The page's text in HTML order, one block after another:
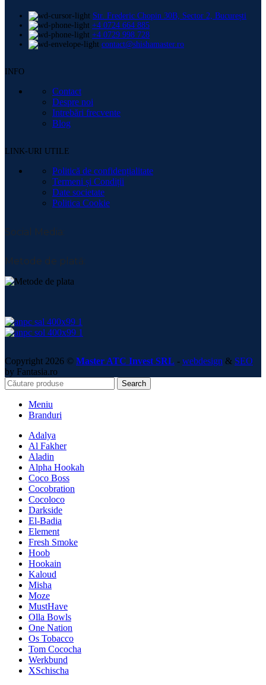
Str. Frederic Chopin 30B, Sector 2, București
+4 0724 664 885
+4 0729 998 728
contact@shishamaster.ro
INFO
Contact
Despre noi
Intrebări frecvente
Blog
LINK-URI UTILE
Politică de confidențialitate
Termeni și Condiții
Date societate
Politica Cookie
Social Media:
Metode de plată:
Copyright 2026 © Master ATC Invest SRL - webdesign & SEO
by Fantasia.ro
Search
Meniu
Branduri
Adalya
Al Fakher
Aladin
Alpha Hookah
Coco Boss
Cocobration
Cocoloco
Darkside
El-Badia
Element
Fresh Smoke
Hoob
Hookain
Kaloud
Misha
Moze
MustHave
Olla Bowls
One Nation
Os Tobacco
Tom Cococha
Werkbund
XSchischa